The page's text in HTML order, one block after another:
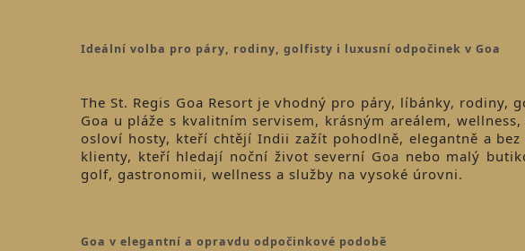
Ideální volba pro páry, rodiny, golfisty i luxusní odpočinek v Goa
The St. Regis Goa Resort je vhodný pro páry, líbánky,
Goa u pláže s kvalitním servisem, krásným areálem,
osloví hosty, kteří chtějí Indii zažít pohodlně, elegantně a
klienty, kteří hledají noční život severní Goa nebo malý
golf, gastronomii, wellness a služby na vysoké úrovni.
Goa v elegantní a opravdu odpočinkové podobě